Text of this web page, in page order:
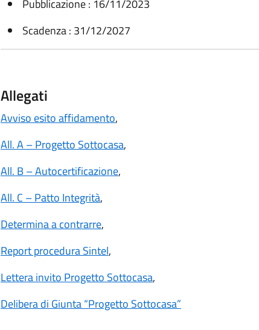
Pubblicazione : 16/11/2023
Scadenza : 31/12/2027
Allegati
Avviso esito affidamento,
All. A – Progetto Sottocasa,
All. B – Autocertificazione,
All. C – Patto Integrità,
Determina a contrarre,
Report procedura Sintel,
Lettera invito Progetto Sottocasa,
Delibera di Giunta “Progetto Sottocasa”